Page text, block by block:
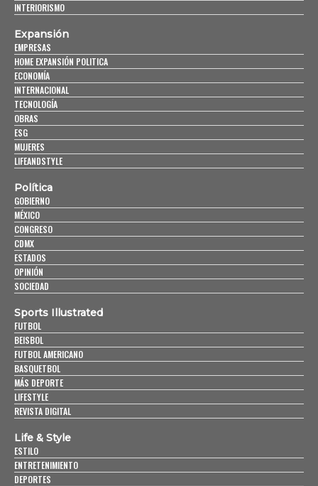
INTERIORISMO
Expansión
EMPRESAS
HOME EXPANSIÓN POLITICA
ECONOMÍA
INTERNACIONAL
TECNOLOGÍA
OBRAS
ESG
MUJERES
LIFEANDSTYLE
Política
GOBIERNO
MÉXICO
CONGRESO
CDMX
ESTADOS
OPINIÓN
SOCIEDAD
Sports Illustrated
FUTBOL
BEISBOL
FUTBOL AMERICANO
BASQUETBOL
MÁS DEPORTE
LIFESTYLE
REVISTA DIGITAL
Life & Style
ESTILO
ENTRETENIMIENTO
DEPORTES